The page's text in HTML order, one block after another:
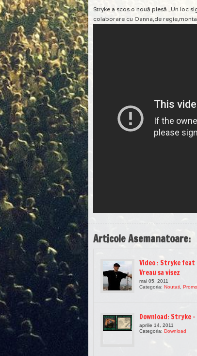
Stryke a scos o nouă piesă „Un loc
colaborare cu Oanna,de
Articole Asemanatoare:
Video : Stryke feat
Vreau sa visez
mai 05, 2011
Categoria: Noutati
Download: Stryke
aprilie 14, 2011
Categoria: Download